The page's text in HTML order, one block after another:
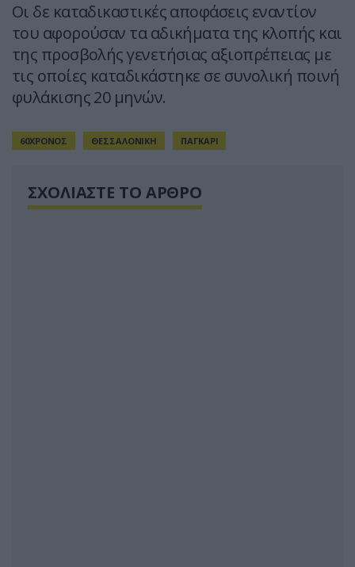
Οι δε καταδικαστικές αποφάσεις εναντίον
του αφορούσαν τα αδικήματα της κλοπής και
της προσβολής γενετήσιας αξιοπρέπειας με
τις οποίες καταδικάστηκε σε συνολική ποινή
φυλάκισης 20 μηνών.
60ΧΡΟΝΟΣ ΘΕΣΣΑΛΟΝΙΚΗ ΠΑΓΚΑΡΙ
ΣΧΟΛΙΑΣΤΕ ΤΟ ΑΡΘΡΟ